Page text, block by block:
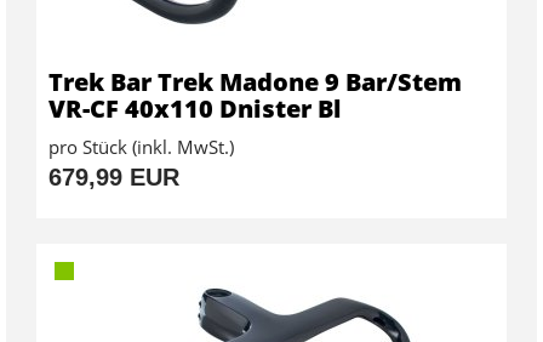
Trek Bar Trek Madone 9 Bar/Stem
VR-CF 40x110 Dnister Bl
pro Stück (inkl. MwSt.)
679,99 EUR